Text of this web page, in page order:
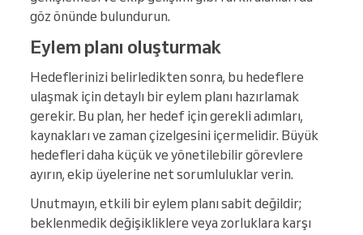
göz önünde bulundurun.
Eylem planı oluşturmak
Hedeflerinizi belirledikten sonra, bu hedeflere
ulaşmak için detaylı bir eylem planı hazırlamak
gerekir. Bu plan, her hedef için gerekli adımları,
kaynakları ve zaman çizelgesini içermelidir. Büyük
hedefleri daha küçük ve yönetilebilir görevlere
ayırın, ekip üyelerine net sorumluluklar verin.
Unutmayın, etkili bir eylem planı sabit değildir;
beklenmedik değişikliklere veya zorluklara karşı